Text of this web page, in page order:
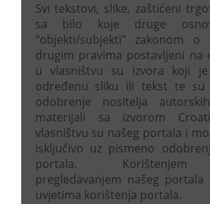
Svi tekstovi, slike, zaštićeni
sa bilo koje druge
"objekti/subjekti" zakonom o
drugim pravima postavljeni na
u vlasništvu su izvora koji
određenu sliku ili tekst te su
odobrenje nositelja
materijali sa izvorom
vlasništvu su našeg portala i
isključivo uz pismeno
portala. Korištenjem
pregledavanjem našeg portala
uvjetima korištenja portala.